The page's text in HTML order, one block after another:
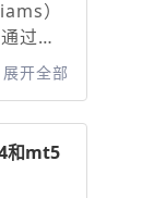
线：
灵敏
过滤
周期
）
过识
测潜
跌信
的高
助交
展开全部
和mt5